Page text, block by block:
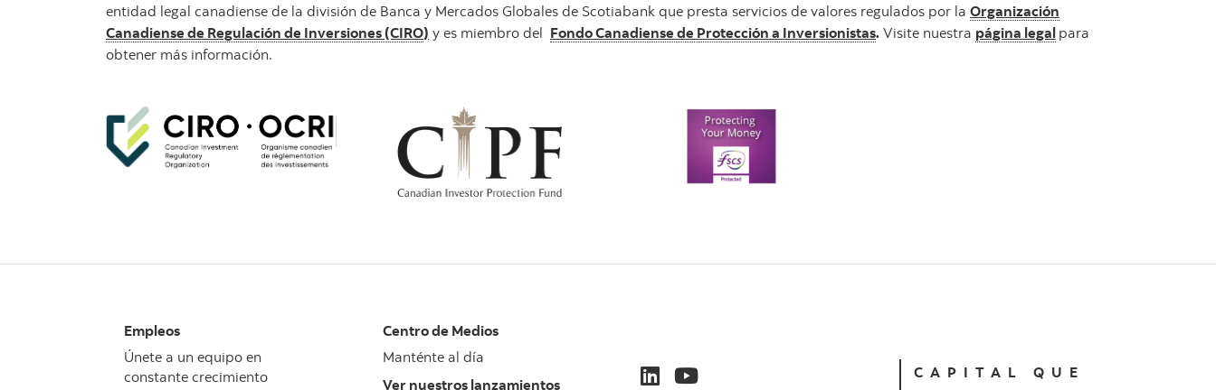
entidad legal canadiense de la división de Banca y Mercados Globales de Scotiabank que presta servicios de valores regulados por la Organización
Canadiense de Regulación de Inversiones (CIRO) y es miembro del Fondo Canadiense de Protección a Inversionistas. Visite nuestra página legal para
obtener más información.
Empleos
Únete a un equipo en
constante crecimiento
Centro de Medios
Manténte al día
Ver nuestros lanzamientos
CAPITAL QUE